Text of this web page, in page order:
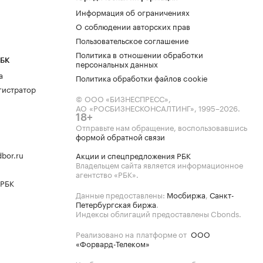
Информация об ограничениях
О соблюдении авторских прав
Пользовательское соглашение
Политика в отношении обработки
персональных данных
Политика обработки файлов cookie
© ООО «БИЗНЕСПРЕСС»,
АО «РОСБИЗНЕСКОНСАЛТИНГ», 1995–2026.
18+
Отправьте нам обращение, воспользовавшись
формой обратной связи
Акции и спецпредложения РБК
Владельцем сайта является информационное
агентство «РБК».
Данные предоставлены: Мосбиржа, Санкт-
Петербургская биржа.
Индексы облигаций предоставлены Cbonds.
Реализовано на платформе от ООО
«Форвард-Телеком»